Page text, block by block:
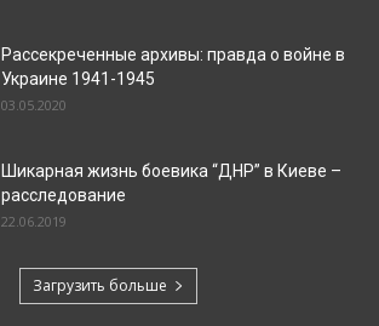
Рассекреченные архивы: правда о войне в
Украине 1941-1945
03.05.2020
Шикарная жизнь боевика “ДНР” в Киеве –
расследование
22.06.2019
Загрузить больше